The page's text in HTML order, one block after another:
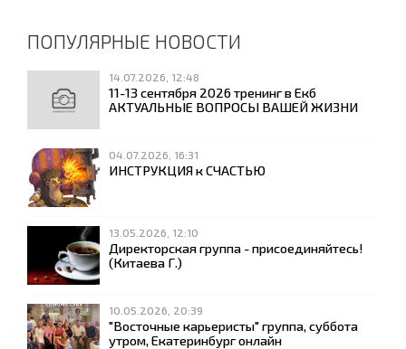
ПОПУЛЯРНЫЕ НОВОСТИ
14.07.2026, 12:48
11-13 сентября 2026 тренинг в Екб
АКТУАЛЬНЫЕ ВОПРОСЫ ВАШЕЙ ЖИЗНИ
04.07.2026, 16:31
ИНСТРУКЦИЯ к СЧАСТЬЮ
13.05.2026, 12:10
Директорская группа - присоединяйтесь!
(Китаева Г.)
10.05.2026, 20:39
"Восточные карьеристы" группа, суббота
утром, Екатеринбург онлайн